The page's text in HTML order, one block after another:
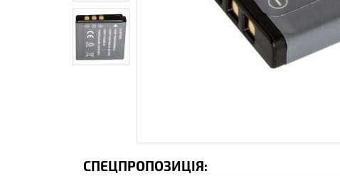
СПЕЦПРОПОЗИЦІЯ: